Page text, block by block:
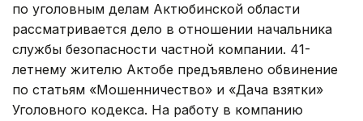
по уголовным делам Актюбинской области
рассматривается дело в отношении начальника
службы безопасности частной компании. 41-
летнему жителю Актобе предъявлено обвинение
по статьям «Мошенничество» и «Дача взятки»
Уголовного кодекса. На работу в компанию